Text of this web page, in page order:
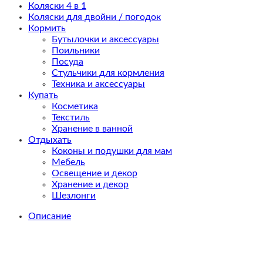
Коляски 4 в 1
Коляски для двойни / погодок
Кормить
Бутылочки и аксессуары
Поильники
Посуда
Стульчики для кормления
Техника и аксессуары
Купать
Косметика
Текстиль
Хранение в ванной
Отдыхать
Коконы и подушки для мам
Мебель
Освещение и декор
Хранение и декор
Шезлонги
Описание